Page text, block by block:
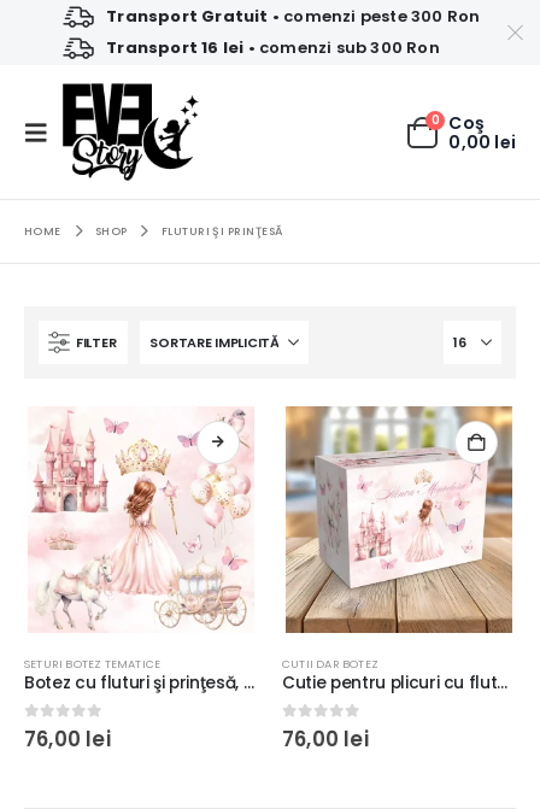
Transport Gratuit • comenzi peste 300 Ron
Transport 16 lei • comenzi sub 300 Ron
0 Coş
0,00 lei
HOME SHOP FLUTURI ŞI PRINŢESĂ
FILTER
SETURI BOTEZ TEMATICE
Botez cu fluturi şi prinţesă, în culori roz pastelat, pentru fetiţe
0 out of 5
76,00 lei
CUTII DAR BOTEZ
Cutie pentru plicuri cu fluturi şi prinţesă, culoare roz, carton fotografic 300g, 33x23x23cm
0 out of 5
76,00 lei